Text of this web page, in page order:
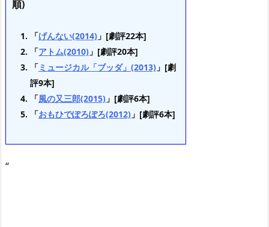
順)
「げんない(2014) 」[劇評22本]
「アトム(2010) 」[劇評20本]
「ミュージカル「ブッダ」(2013) 」[劇
評9本]
「風の又三郎(2015) 」[劇評6本]
「おもひでぽろぽろ(2012) 」[劇評6本]
“